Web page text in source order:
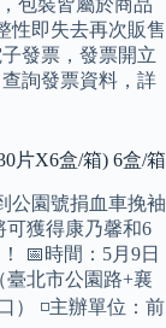
包裝皆屬於商品
性即失去再次販售
發票，發票開立
詢發票資料，詳
片X6盒/箱) 6盒/箱
公園號捐血車挽袖
可獲得康乃馨和6
📅時間：5月9日
臺北市公園路+襄
） ◽️主辦單位：前